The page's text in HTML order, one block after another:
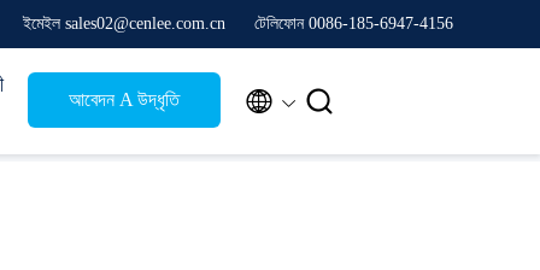
ইমেইল sales02@cenlee.com.cn টেলিফোন 0086-185-6947-4156
আবেদন A উদ্ধৃতি  